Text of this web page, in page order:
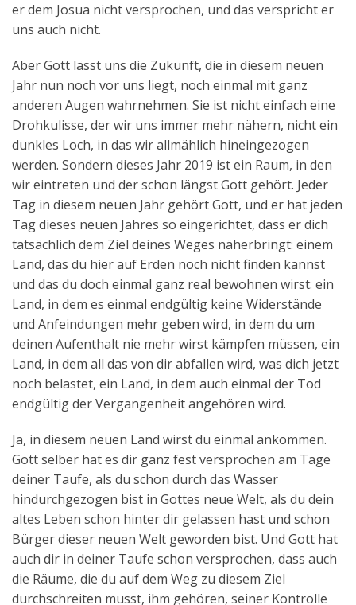
er dem Josua nicht versprochen, und das verspricht er
uns auch nicht.
Aber Gott lässt uns die Zukunft, die in diesem neuen
Jahr nun noch vor uns liegt, noch einmal mit ganz
anderen Augen wahrnehmen. Sie ist nicht einfach eine
Drohkulisse, der wir uns immer mehr nähern, nicht ein
dunkles Loch, in das wir allmählich hineingezogen
werden. Sondern dieses Jahr 2019 ist ein Raum, in den
wir eintreten und der schon längst Gott gehört. Jeder
Tag in diesem neuen Jahr gehört Gott, und er hat jeden
Tag dieses neuen Jahres so eingerichtet, dass er dich
tatsächlich dem Ziel deines Weges näherbringt: einem
Land, das du hier auf Erden noch nicht finden kannst
und das du doch einmal ganz real bewohnen wirst: ein
Land, in dem es einmal endgültig keine Widerstände
und Anfeindungen mehr geben wird, in dem du um
deinen Aufenthalt nie mehr wirst kämpfen müssen, ein
Land, in dem all das von dir abfallen wird, was dich jetzt
noch belastet, ein Land, in dem auch einmal der Tod
endgültig der Vergangenheit angehören wird.
Ja, in diesem neuen Land wirst du einmal ankommen.
Gott selber hat es dir ganz fest versprochen am Tage
deiner Taufe, als du schon durch das Wasser
hindurchgezogen bist in Gottes neue Welt, als du dein
altes Leben schon hinter dir gelassen hast und schon
Bürger dieser neuen Welt geworden bist. Und Gott hat
auch dir in deiner Taufe schon versprochen, dass auch
die Räume, die du auf dem Weg zu diesem Ziel
durchschreiten musst, ihm gehören, seiner Kontrolle